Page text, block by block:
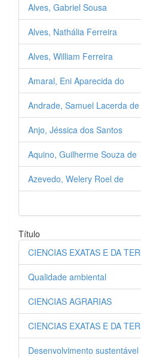
Alves, Gabriel Sousa
Alves, Nathália Ferreira
Alves, William Ferreira
Amaral, Eni Aparecida do
Andrade, Samuel Lacerda de
Anjo, Jéssica dos Santos
Aquino, Guilherme Souza de
Azevedo, Welery Roel de
Título
CIENCIAS EXATAS E DA
Qualidade ambiental
CIENCIAS AGRARIAS
CIENCIAS EXATAS E DA
Desenvolvimento sustentável